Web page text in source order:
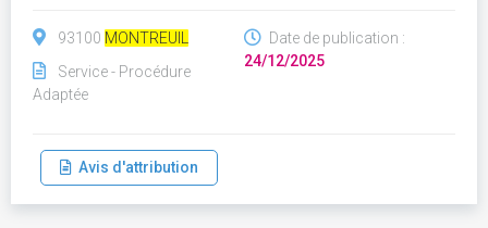
93100 MONTREUIL
Service - Procédure
Adaptée
Date de publication :
24/12/2025
Avis d'attribution